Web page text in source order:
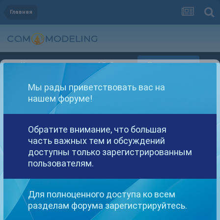
Главная
Уже зарегистрированы? Войти Регистрация
Другие варианты поиска
Найдено: 1 результат
СОРТИРОВКА
Мы рады приветствовать вас на
нашем форуме!
Обратите внимание, что большая
часть важных тем и обсуждений
доступны только зарегистрированным
пользователям.
Для полноценного доступа ко всем
разделам форума зарегистрируйтесь.